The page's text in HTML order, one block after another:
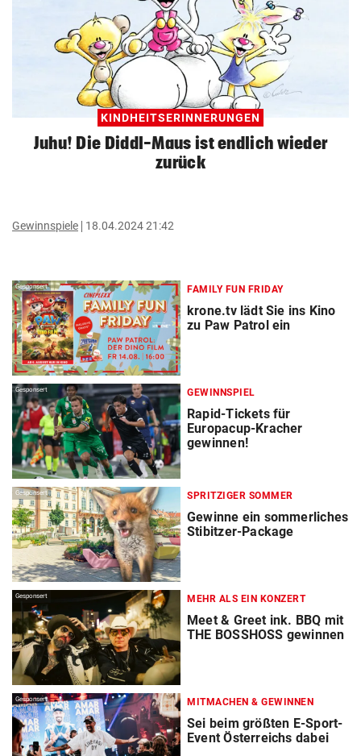
KINDHEITSERINNERUNGEN
Juhu! Die Diddl-Maus ist endlich wieder
zurück
Gewinnspiele 18.04.2024 21:42
Gesponsert FAMILY FUN FRIDAY
krone.tv lädt Sie ins Kino
zu Paw Patrol ein
Gesponsert GEWINNSPIEL
Rapid-Tickets für
Europacup-Kracher
gewinnen!
Gesponsert SPRITZIGER SOMMER
Gewinne ein sommerliches
Stibitzer-Package
Gesponsert MEHR ALS EIN KONZERT
Meet & Greet ink. BBQ mit
THE BOSSHOSS gewinnen
Gesponsert MITMACHEN & GEWINNEN
Sei beim größten E-Sport-
Event Österreichs dabei